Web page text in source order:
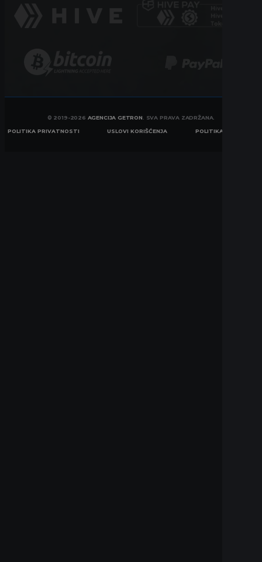
© 2019-2026 AGENCIJA GETRON . SVA PRAVA ZADRŽANA.
POLITIKA PRIVATNOSTI USLOVI KORIŠĆENJA POLITIKA KOLAČIĆA